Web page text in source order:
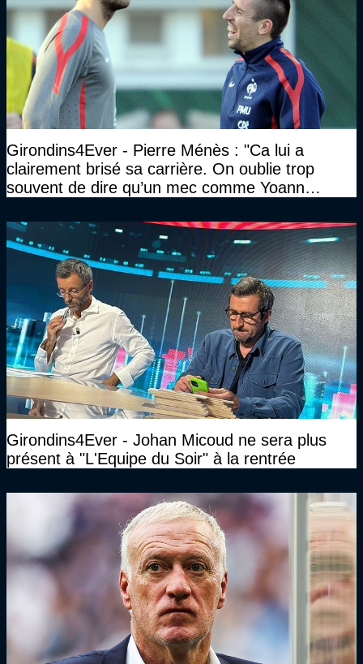
Girondins4Ever - Pierre Ménès : "Ca lui a
clairement brisé sa carrière. On oublie trop
souvent de dire qu’un mec comme Yoann
Girondins4Ever - Johan Micoud ne sera plus
présent à "L'Equipe du Soir" à la rentrée